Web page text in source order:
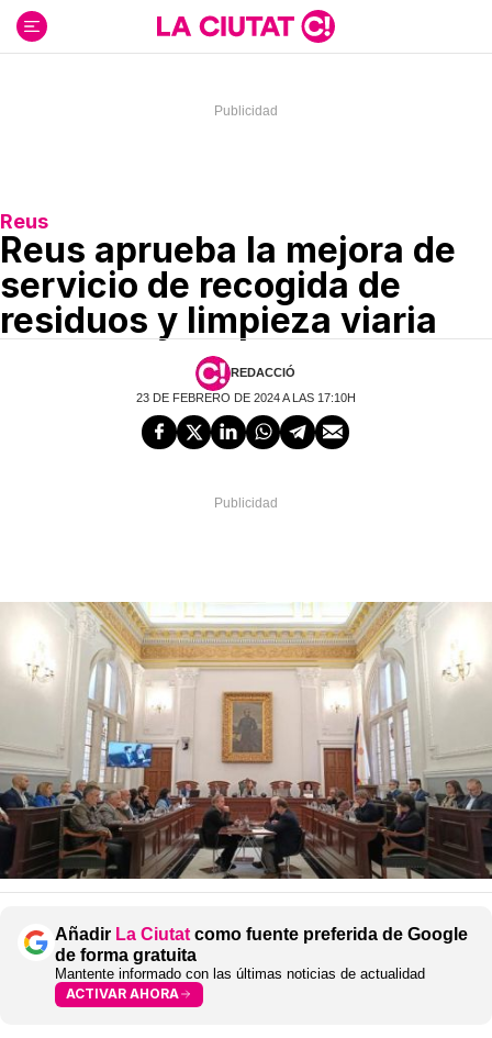
contenido
Reus
Reus aprueba la mejora de
servicio de recogida de
residuos y limpieza viaria
REDACCIÓ
23 DE FEBRERO DE 2024 A LAS 17:10H
Añadir La Ciutat como fuente preferida de Google
de forma gratuita
Mantente informado con las últimas noticias de actualidad
ACTIVAR AHORA